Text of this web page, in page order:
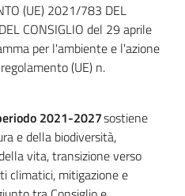
(UE) 2021/783 DEL
CONSIGLIO del 29 aprile
per l'ambiente e l'azione
(UE) n.
2021-2027sostiene
e della biodiversità,
vita, transizione verso
climatici, mitigazione e